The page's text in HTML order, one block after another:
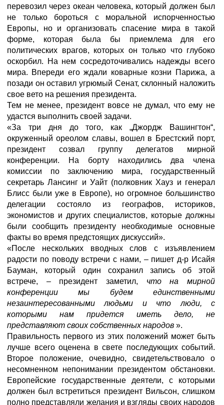
перевозил через океан человека, который должен был
не только бороться с моральной испорченностью
Европы, но и организовать спасение мира в такой
форме, которая была бы приемлема для его
политических врагов, которых он только что глубоко
оскорбил. На нем сосредоточивались надежды всего
мира. Впереди его ждали коварные козни Парижа, а
позади он оставил угрюмый Сенат, склонный наложить
свое вето на решения президента.
Тем не менее, президент вовсе не думал, что ему не
удастся выполнить своей задачи.
«За три дня до того, как „Джордж Вашингтон“,
окруженный ореолом славы, вошел в Брестский порт,
президент созвал группу делегатов мирной
конференции. На борту находились два члена
комиссии по заключению мира, государственный
секретарь Лансинг и Уайт (полковник Хауз и генерал
Блисс были уже в Европе), но огромное большинство
делегации состояло из географов, историков,
экономистов и других специалистов, которые должны
были сообщить президенту необходимые основные
факты во время предстоящих дискуссий».
«После нескольких вводных слов с изъявлением
радости по поводу встречи с нами, – пишет д-р Исайя
Бауман, который один сохранил запись об этой
встрече, – президент заметил, что на мирной
конференции мы будем единственными
незаинтересованными людьми и что люди, с
которыми нам придется иметь дело, не
представляют своих собственных народов ».
Правильность первого из этих положений может быть
лучше всего оценена в свете последующих событий.
Второе положение, очевидно, свидетельствовало о
несомненном непонимании президентом обстановки.
Европейские государственные деятели, с которыми
должен был встретиться президент Вильсон, слишком
полно представляли желания и взгляды своих народов